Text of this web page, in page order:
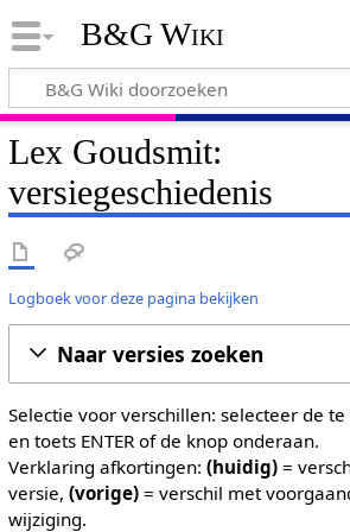
B&G Wiki
Lex Goudsmit:
versiegeschiedenis
Logboek voor deze pagina bekijken
Naar versies zoeken
Selectie voor verschillen: selecteer de
en toets ENTER of de knop onderaan.
Verklaring afkortingen: (huidig)=
versie, (vorige)= verschil met
wijziging.